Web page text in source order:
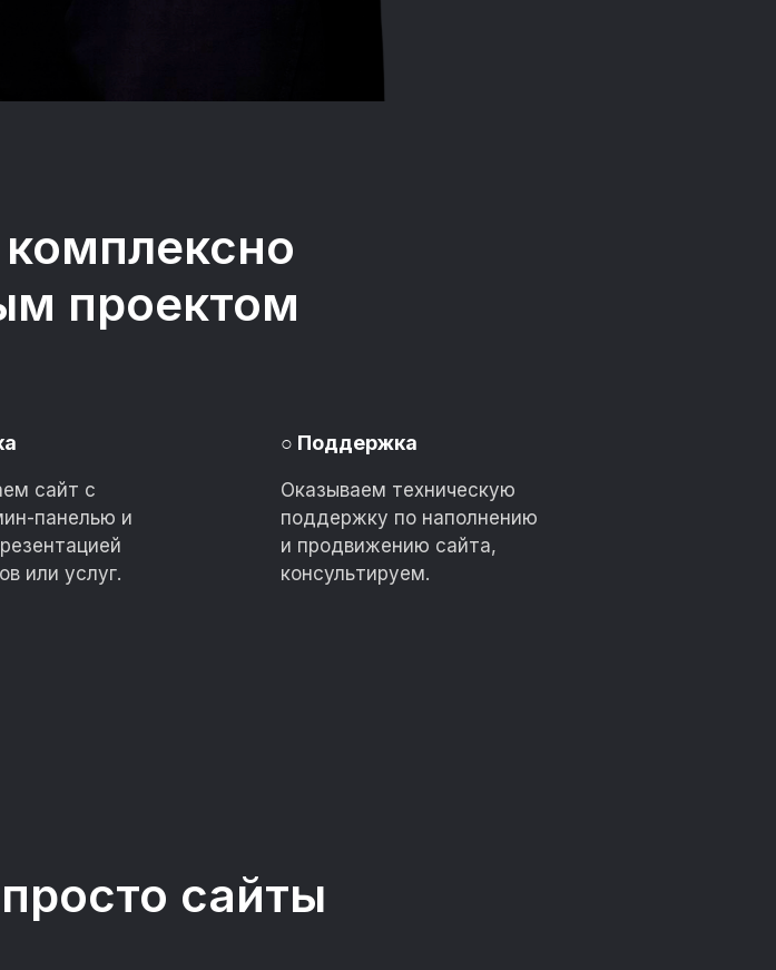
проектом
сайт с
панелью и
или услуг.
Оказываем техническую
поддержку по наполнению
и продвижению сайта,
консультируем.
○ Поддержка
сайты